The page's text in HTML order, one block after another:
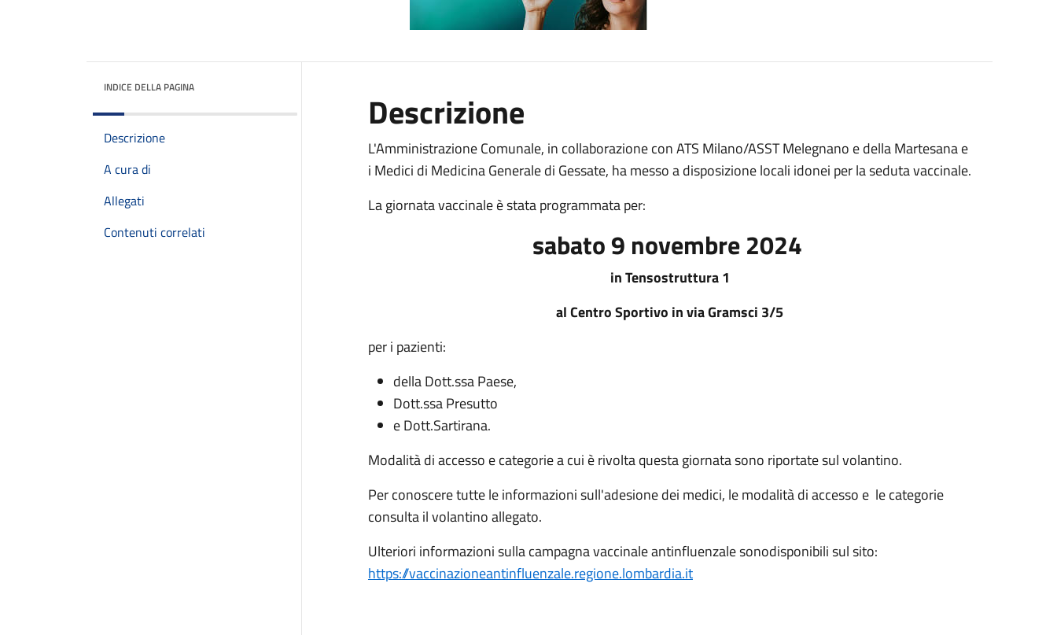
INDICE DELLA PAGINA
Descrizione
A cura di
Allegati
Contenuti correlati
Descrizione
L'Amministrazione Comunale, in collaborazione con ATS Milano/ASST Melegnano e della Martesana e
i Medici di Medicina Generale di Gessate, ha messo a disposizione locali idonei per la seduta vaccinale.
La giornata vaccinale è stata programmata per:
sabato 9 novembre 2024
in Tensostruttura 1
al Centro Sportivo in via Gramsci 3/5
per i pazienti:
della Dott.ssa Paese,
Dott.ssa Presutto
e Dott.Sartirana.
Modalità di accesso e categorie a cui è rivolta questa giornata sono riportate sul volantino.
Per conoscere tutte le informazioni sull'adesione dei medici, le modalità di accesso e le categorie
consulta il volantino allegato.
Ulteriori informazioni sulla campagna vaccinale antinfluenzale sonodisponibili sul sito:
https://vaccinazioneantinfluenzale.regione.lombardia.it